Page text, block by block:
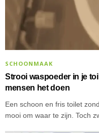
SCHOONMAAK
Strooi waspoeder in je
mensen het doen
Een schoon en fris toilet
mooi om waar te zijn. Toch